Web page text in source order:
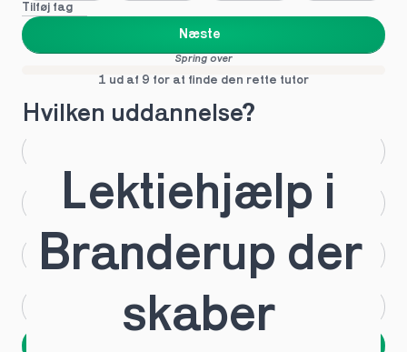
Tilføj fag
Næste
Spring over
1 ud af 9 for at finde den rette tutor
Hvilken uddannelse?
HTX HF
IB EUX
Andet Ved ikke
Lektiehjælp i
Branderup der
skaber